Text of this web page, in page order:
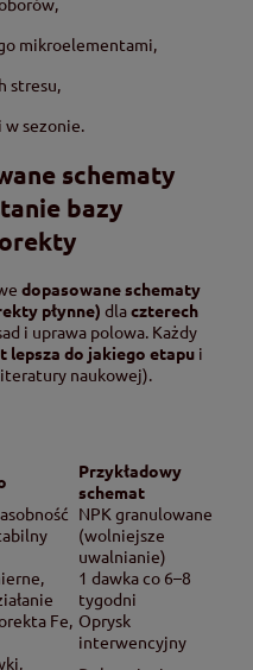
mikroelementami,
stresu,
sezonie.
schematy
bazy
dopasowane schematy
płynne) dlaczterech
i uprawa polowa. Każdy
lepsza do jakiego etapu i
naukowej).
Przykładowy
schemat
NPK granulowane
(wolniejsze
uwalnianie)
1 dawka co 6–8
tygodni
Fe, Oprysk
interwencyjny